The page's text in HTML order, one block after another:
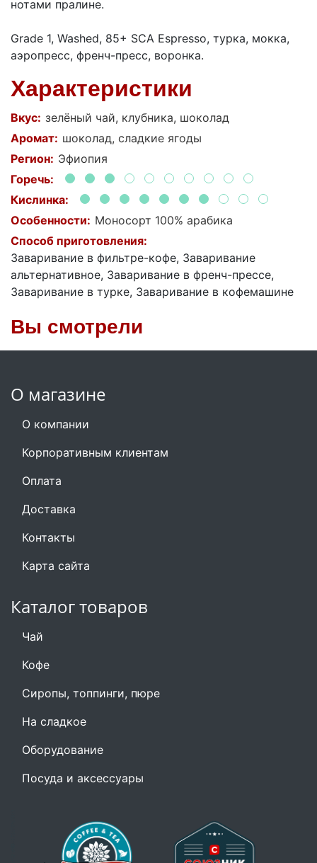
нотами пралине.
Grade 1, Washed, 85+ SCA Espresso, турка, мокка,
аэропресс, френч-пресс, воронка.
Характеристики
Вкус: зелёный чай, клубника, шоколад
Аромат: шоколад, сладкие ягоды
Регион: Эфиопия
Горечь:
Кислинка:
Особенности: Моносорт 100% арабика
Способ приготовления:
Заваривание в фильтре-кофе, Заваривание
альтернативное, Заваривание в френч-прессе,
Заваривание в турке, Заваривание в кофемашине
Вы смотрели
О магазине
О компании
Корпоративным клиентам
Оплата
Доставка
Контакты
Карта сайта
Каталог товаров
Чай
Кофе
Сиропы, топпинги, пюре
На сладкое
Оборудование
Посуда и аксессуары